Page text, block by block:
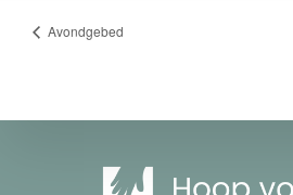
Avondgebed